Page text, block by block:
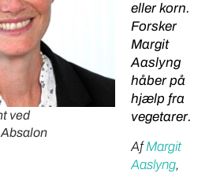
ved
eller korn.
Forsker
Margit
Aaslyng
håber på
hjælp fra
vegetarer.
AfMargit
Aaslyng,